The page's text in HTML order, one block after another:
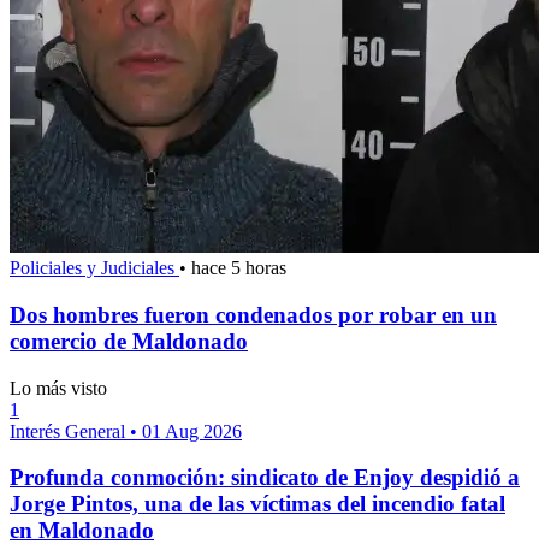
Policiales y Judiciales • hace 5 horas
Dos hombres fueron condenados por robar en un
comercio de Maldonado
Lo más visto
1
Interés General • 01 Aug 2026
Profunda conmoción: sindicato de Enjoy despidió a
Jorge Pintos, una de las víctimas del incendio fatal
en Maldonado